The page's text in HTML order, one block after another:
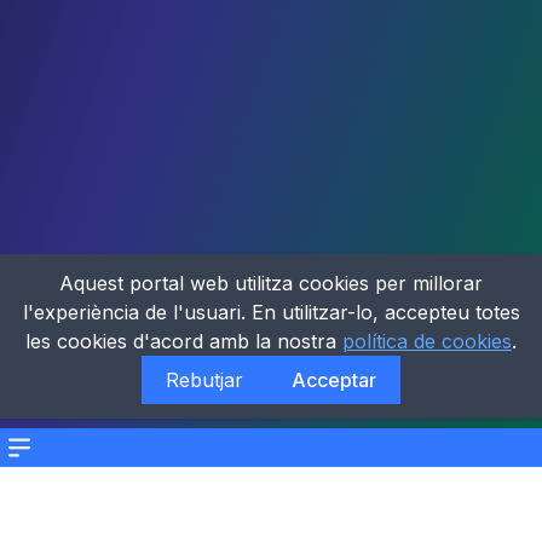
Menu
Aquest portal web utilitza cookies per millorar
l'experiència de l'usuari. En utilitzar-lo, accepteu totes
les cookies d'acord amb la nostra política de cookies.
Rebutjar
Acceptar